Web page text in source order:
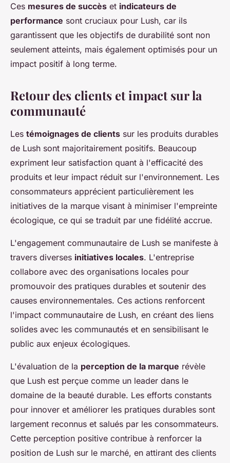
Ces mesures de succès et indicateurs de
performance sont cruciaux pour Lush, car ils
garantissent que les objectifs de durabilité sont non
seulement atteints, mais également optimisés pour un
impact positif à long terme.
Retour des clients et impact sur la
communauté
Les témoignages de clients sur les produits durables
de Lush sont majoritairement positifs. Beaucoup
expriment leur satisfaction quant à l'efficacité des
produits et leur impact réduit sur l'environnement. Les
consommateurs apprécient particulièrement les
initiatives de la marque visant à minimiser l'empreinte
écologique, ce qui se traduit par une fidélité accrue.
L'engagement communautaire de Lush se manifeste à
travers diverses initiatives locales. L'entreprise
collabore avec des organisations locales pour
promouvoir des pratiques durables et soutenir des
causes environnementales. Ces actions renforcent
l'impact communautaire de Lush, en créant des liens
solides avec les communautés et en sensibilisant le
public aux enjeux écologiques.
L'évaluation de la perception de la marque révèle
que Lush est perçue comme un leader dans le
domaine de la beauté durable. Les efforts constants
pour innover et améliorer les pratiques durables sont
largement reconnus et salués par les consommateurs.
Cette perception positive contribue à renforcer la
position de Lush sur le marché, en attirant des clients